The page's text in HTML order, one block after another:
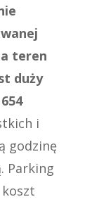
teren
duży
i
godzinę
Parking